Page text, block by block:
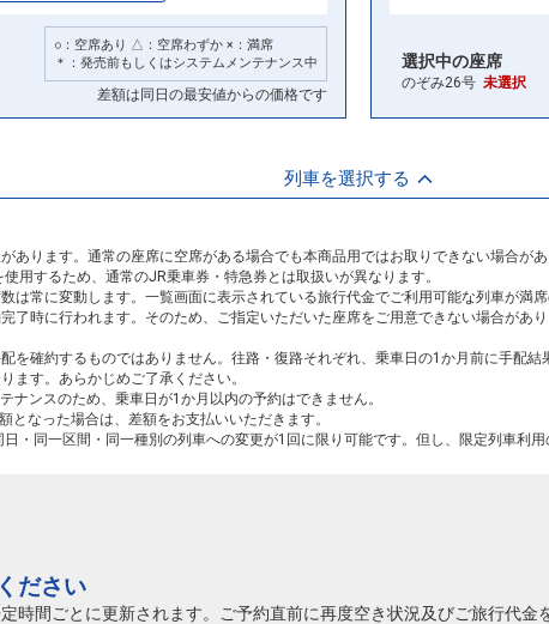
○：空席あり △：空席わずか ×：満席
＊：発売前もしくはシステムメンテナンス中
差額は同日の最安値からの価格です
選択中の座席
のぞみ26号 未選択
列車を選択する
あります。通常の座席に空席がある場合でも本商品用ではお取りできない場合があ
用するため、通常のJR乗車券・特急券とは取扱いが異なります。
は常に変動します。一覧画面に表示されている旅行代金でご利用可能な列車が満
了時に行われます。そのため、ご指定いただいた座席をご用意できない場合があり
を確約するものではありません。往路・復路それぞれ、乗車日の1か月前に手配
ます。あらかじめご了承ください。
ナンスのため、乗車日が1か月以内の予約はできません。
となった場合は、差額をお支払いいただきます。
・同一区間・同一種別の列車への変更が1回に限り可能です。但し、限定列車利
ださい
時間ごとに更新されます。ご予約直前に再度空き状況及びご旅行代金